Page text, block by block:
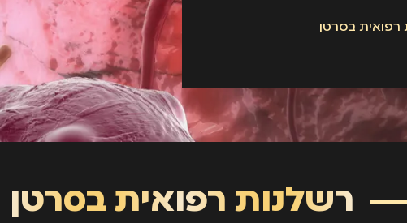
רפואית בסרטן
רשלנות רפואית בסרטן